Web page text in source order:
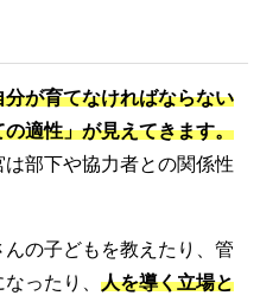
が育てなければならない
適性」が見えてきます。
部下や協力者との関係性
の子どもを教えたり、管
ったり、 人を導く立場と